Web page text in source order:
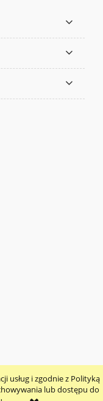
usług i zgodnie z Polityką
lub dostępu do